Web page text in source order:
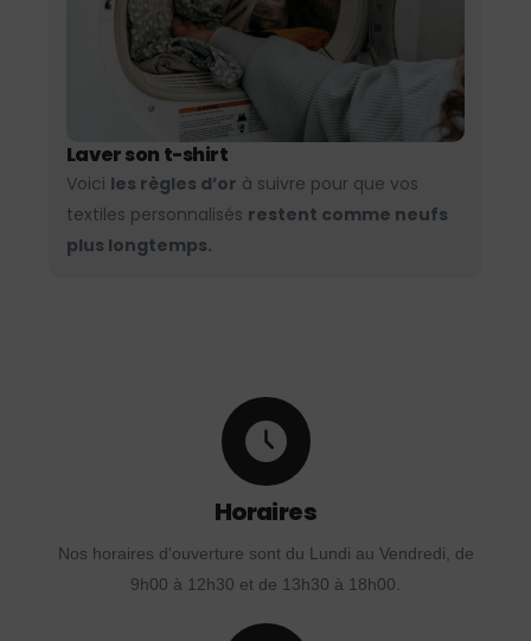
Laver son t-shirt
Voici les règles d’or à suivre pour que vos
textiles personnalisés restent comme neufs
plus longtemps.
Horaires
Nos horaires d'ouverture sont du Lundi au Vendredi, de
9h00 à 12h30 et de 13h30 à 18h00.